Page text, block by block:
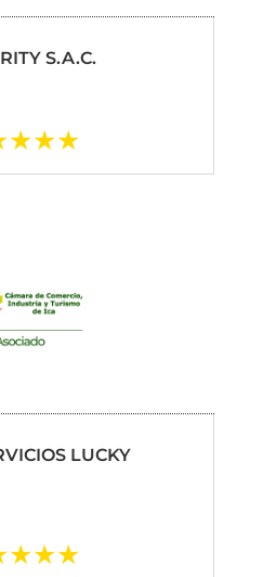
S.A.C.
LUCKY